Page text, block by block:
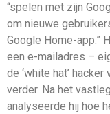
“spelen met zijn
om nieuwe
Google Home-app.”
een e-mailadres –
de ‘white hat’
verder. Na het
analyseerde hij hoe